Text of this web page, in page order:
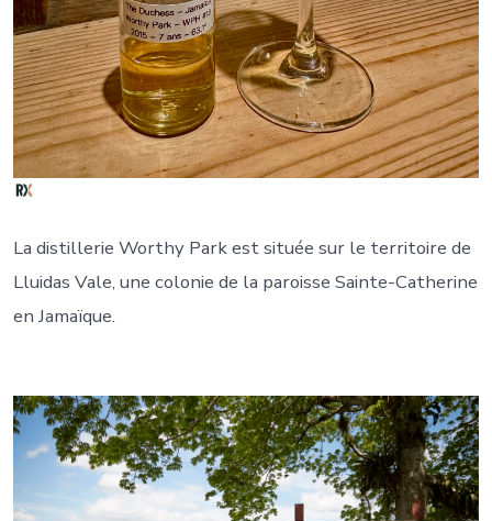
La distillerie Worthy Park est située sur le territoire de
Lluidas Vale, une colonie de la paroisse Sainte-Catherine
en Jamaïque.